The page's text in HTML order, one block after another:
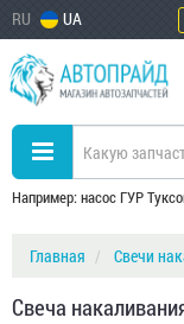
RU UA
Например: насос ГУР
Главная Свечи
Свеча